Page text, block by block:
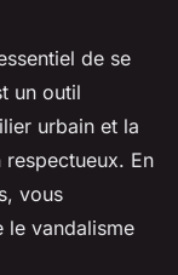
de se
un outil
urbain et la
respectueux. En
vous
le vandalisme